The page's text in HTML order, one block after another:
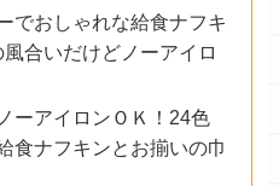
でおしゃれな給食ナフキ
合いだけどノーアイロ
ーアイロンＯＫ！24色
食ナフキンとお揃いの巾